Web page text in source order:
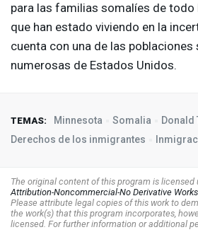
para las familias somalíes de todo
que han estado viviendo en la
cuenta con una de las
numerosas de Estados Unidos.
TEMAS: Minnesota Somalia
Donald
Derechos de los inmigrantes
The original content of this program is licensed
Attribution-Noncommercial-No Derivative
Please attribute legal copies of this work to
the work(s) that this program incorporates,
licensed. For further information or additional